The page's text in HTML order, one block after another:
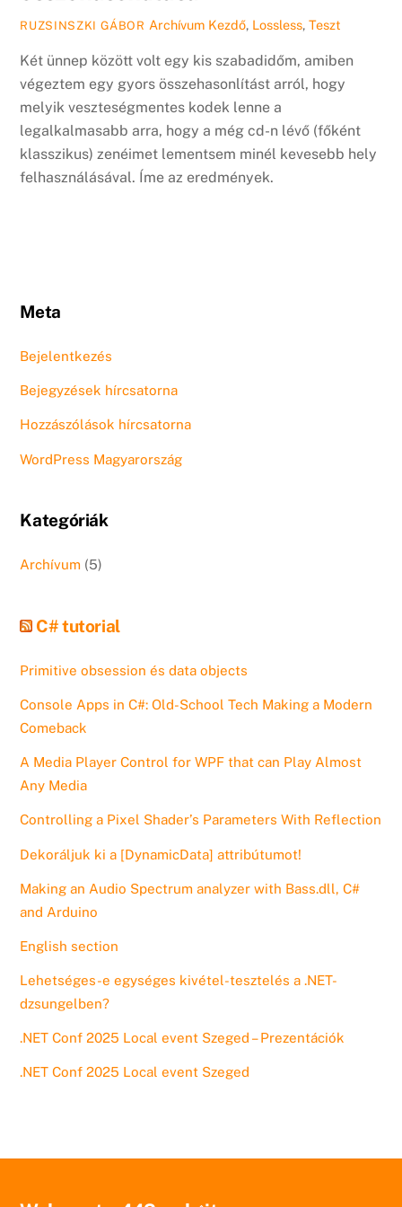
RUZSINSZKI GÁBOR Archívum Kezdő, Lossless, Teszt
Két ünnep között volt egy kis szabadidőm, amiben
végeztem egy gyors összehasonlítást arról, hogy
melyik veszteségmentes kodek lenne a
legalkalmasabb arra, hogy a még cd-n lévő (főként
klasszikus) zenéimet lementsem minél kevesebb hely
felhasználásával. Íme az eredmények.
Meta
Bejelentkezés
Bejegyzések hírcsatorna
Hozzászólások hírcsatorna
WordPress Magyarország
Kategóriák
Archívum (5)
C# tutorial
Primitive obsession és data objects
Console Apps in C#: Old-School Tech Making a Modern
Comeback
A Media Player Control for WPF that can Play Almost
Any Media
Controlling a Pixel Shader’s Parameters With Reflection
Dekoráljuk ki a [DynamicData] attribútumot!
Making an Audio Spectrum analyzer with Bass.dll, C#
and Arduino
English section
Lehetséges-e egységes kivétel-tesztelés a .NET-
dzsungelben?
.NET Conf 2025 Local event Szeged – Prezentációk
.NET Conf 2025 Local event Szeged